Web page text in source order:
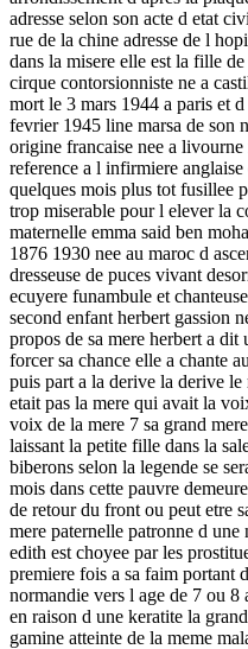
adresse selon son acte d etat
rue de la chine adresse de l
dans la misere elle est la fille
cirque contorsionniste ne a
mort le 3 mars 1944 a paris et
fevrier 1945 line marsa de son
origine francaise nee a
reference a l infirmiere
quelques mois plus tot fusillee
trop miserable pour l elever la
maternelle emma said ben
1876 1930 nee au maroc d
dresseuse de puces vivant
ecuyere funambule et
second enfant herbert gassion
propos de sa mere herbert a dit
forcer sa chance elle a chante
puis part a la derive la derive
etait pas la mere qui avait la
voix de la mere 7 sa grand
laissant la petite fille dans la
biberons selon la legende se
mois dans cette pauvre
de retour du front ou peut etre
mere paternelle patronne d
edith est choyee par les
premiere fois a sa faim portant
normandie vers l age de 7 ou 8
en raison d une keratite la
gamine atteinte de la meme